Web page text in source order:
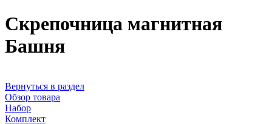
Скрепочница магнитная
Башня
Вернуться в раздел
Обзор товара
Набор
Комплект